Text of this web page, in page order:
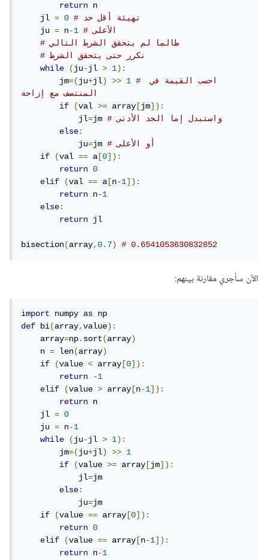
return n
    jl
= 0
    ju
= n-1
# الأعلى
# طالما لم يتحقق الشرط التالي
# نكرر حتى يتحقق الشرط
while
(ju-jl > 1):
        jm
=(ju+jl) >> 1
# احسب القيمة في
if
(val >= array [jm]):
            jl
=jm
# واستبدل إما الحد الأدنى
else:
            ju
=jm
if
(val == a [0]):
return
0
elif
(val == a [n-1]):
return n-1
else:
return jl
bisection(array,0.7) # 0.6541053630832852
الآن سأجري مقارنة بينهم:
import numpy as
def bi(array,value):
    array
=np.sort(array)
    n
= len(array)
if
(value < array [0]):
return
-1
elif
(value > array [n-1]):
return n
    jl
=
0
    ju
= n-1
while
(ju-jl > 1):
        jm
=(ju+jl) >>
1
if
(value >= array [jm]):
            jl
=jm
else:
            ju
=jm
if
(value == array [0]):
return
0
elif
(value == array [n-1]):
return n-1